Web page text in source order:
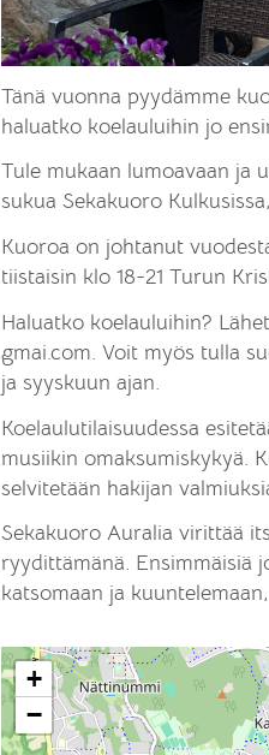
Tänä vuonna pyydämme
haluatko koelauluihin jo
Tule mukaan lumoavaan ja
sukua Sekakuoro
Kuoroa on johtanut
tiistaisin klo 18-21 Turun
Haluatko koelauluihin?
gmai.com. Voit myös tulla
ja syyskuun ajan.
Koelaulutilaisuudessa
musiikin omaksumiskykyä.
selvitetään hakijan
Sekakuoro Auralia virittää
ryydittämänä. Ensimmäisiä
katsomaan ja
+
−